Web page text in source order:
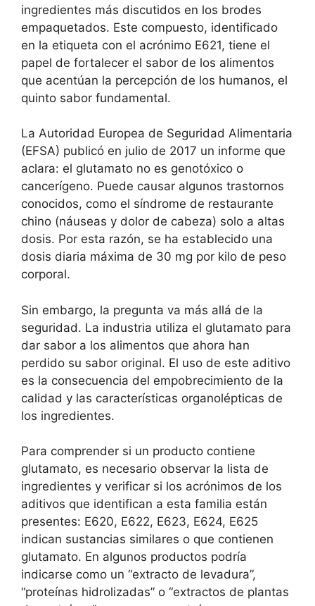
ingredientes más discutidos en los brodes
empaquetados. Este compuesto, identificado
en la etiqueta con el acrónimo E621, tiene el
papel de fortalecer el sabor de los alimentos
que acentúan la percepción de los humanos, el
quinto sabor fundamental.
La Autoridad Europea de Seguridad Alimentaria
(EFSA) publicó en julio de 2017 un informe que
aclara: el glutamato no es genotóxico o
cancerígeno. Puede causar algunos trastornos
conocidos, como el síndrome de restaurante
chino (náuseas y dolor de cabeza) solo a altas
dosis. Por esta razón, se ha establecido una
dosis diaria máxima de 30 mg por kilo de peso
corporal.
Sin embargo, la pregunta va más allá de la
seguridad. La industria utiliza el glutamato para
dar sabor a los alimentos que ahora han
perdido su sabor original. El uso de este aditivo
es la consecuencia del empobrecimiento de la
calidad y las características organolépticas de
los ingredientes.
Para comprender si un producto contiene
glutamato, es necesario observar la lista de
ingredientes y verificar si los acrónimos de los
aditivos que identifican a esta familia están
presentes: E620, E622, E623, E624, E625
indican sustancias similares o que contienen
glutamato. En algunos productos podría
indicarse como un “extracto de levadura”,
“proteínas hidrolizadas” o “extractos de plantas